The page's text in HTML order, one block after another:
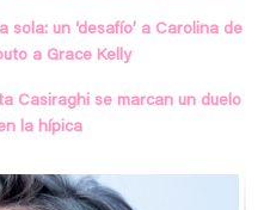
un ‘desafío’ a Carolina de
a Grace Kelly
Casiraghi se marcan un duelo
la hípica